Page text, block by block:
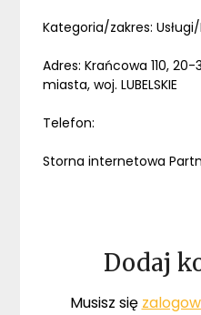
Kategoria/zakres:
Adres: Krańcowa 110,
miasta, woj. LUBELSKIE
Telefon:
Storna internetowa
Dodaj
Musisz się